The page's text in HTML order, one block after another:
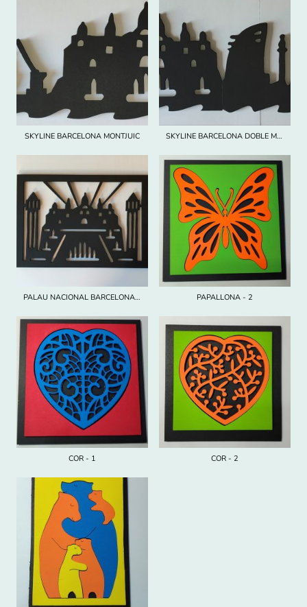
SKYLINE BARCELONA MONTJUIC SKYLINE BARCELONA DOBLE MIDA
PALAU NACIONAL BARCELONA MONTJUIC PAPALLONA - 2
COR - 1 COR - 2